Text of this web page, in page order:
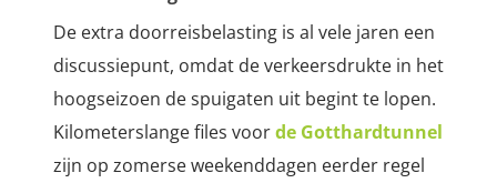
De extra doorreisbelasting is al vele jaren een
discussiepunt, omdat de verkeersdrukte in het
hoogseizoen de spuigaten uit begint te lopen.
Kilometerslange files voorde Gotthardtunnel
zijn op zomerse weekenddagen eerder regel